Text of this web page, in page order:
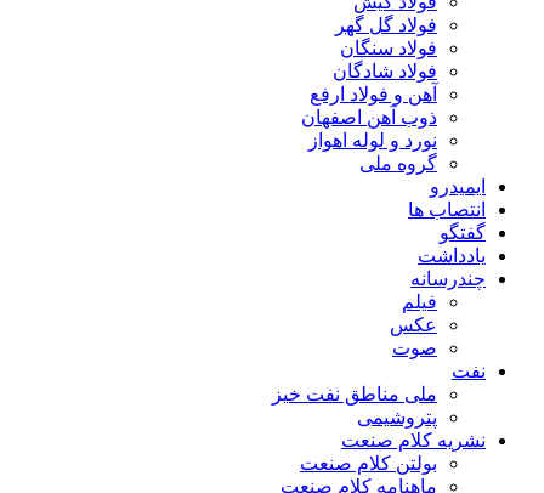
فولاد گل گهر
فولاد سنگان
فولاد شادگان
آهن و فولاد ارفع
ذوب آهن اصفهان
نورد و لوله اهواز
گروه ملی
ایمیدرو
انتصاب ها
گفتگو
یادداشت
چندرسانه
فیلم
عکس
صوت
نفت
ملی مناطق نفت خیز
پتروشیمی
نشریه کلام صنعت
بولتن کلام صنعت
ماهنامه کلام صنعت